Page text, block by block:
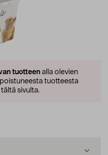
tuotteenalla olevien
tuotteesta
sivulta.